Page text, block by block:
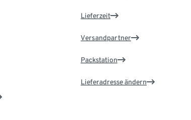
Lieferzeit
Versandpartner
Packstation
Lieferadresse ändern